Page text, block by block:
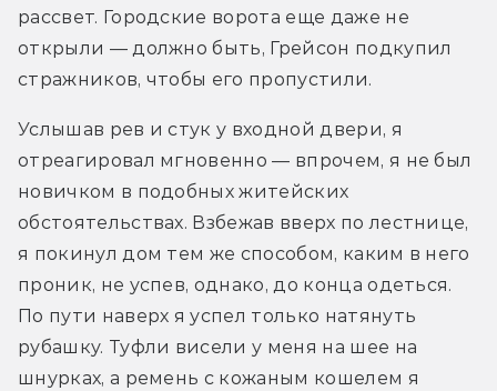
рассвет. Городские ворота еще даже не
открыли — должно быть, Грейсон подкупил
стражников, чтобы его пропустили.
Услышав рев и стук у входной двери, я
отреагировал мгновенно — впрочем, я не был
новичком в подобных житейских
обстоятельствах. Взбежав вверх по лестнице,
я покинул дом тем же способом, каким в него
проник, не успев, однако, до конца одеться.
По пути наверх я успел только натянуть
рубашку. Туфли висели у меня на шее на
шнурках, а ремень с кожаным кошелем я